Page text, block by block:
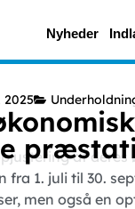
Nyheder
2025
af
1. juli til 30.
men også en